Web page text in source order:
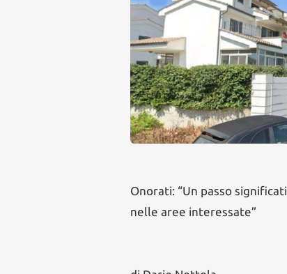
Onorati: “Un passo
nelle aree interessate”